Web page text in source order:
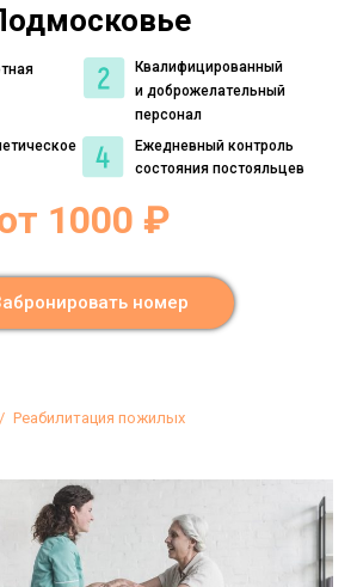
Ежедневный контроль
состояния постояльцев
Квалифицированный
и доброжелательный
персонал
номер
1000 ₽
Реабилитация пожилых